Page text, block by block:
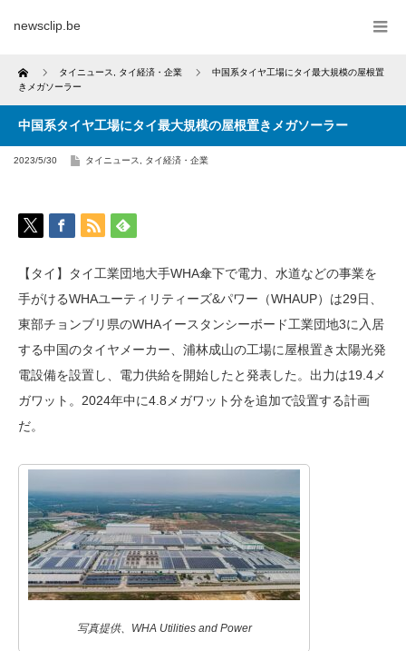
newsclip.be
Home タイニュース タイ経済・企業
中国系タイヤ工場にタイ最大規模の屋根置
きメガソーラー
中国系タイヤ工場にタイ最大規模の屋根置きメガソーラー
2023/5/30 タイニュース タイ経済・企業
【タイ】タイ工業団地大手WHA傘下で電力、水道などの事業を
手がけるWHAユーティリティーズ&パワー（WHAUP）は29日、
東部チョンブリ県のWHAイースタンシーボード工業団地3に入居
する中国のタイヤメーカー、浦林成山の工場に屋根置き太陽光発
電設備を設置し、電力供給を開始したと発表した。出力は19.4メ
ガワット。2024年中に4.8メガワット分を追加で設置する計画
だ。
写真提供、WHA Utilities and Power